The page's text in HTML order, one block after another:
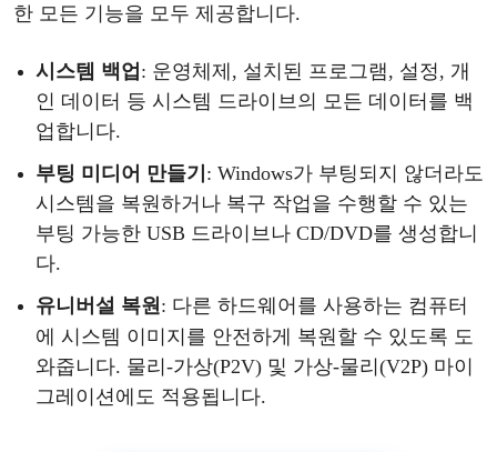
한 모든 기능을 모두 제공합니다.
시스템 백업 : 운영체제, 설치된 프로그램, 설정, 개
인 데이터 등 시스템 드라이브의 모든 데이터를 백
업합니다.
부팅 미디어 만들기 : Windows가 부팅되지 않더라도
시스템을 복원하거나 복구 작업을 수행할 수 있는
부팅 가능한 USB 드라이브나 CD/DVD를 생성합니
다.
유니버설 복원 : 다른 하드웨어를 사용하는 컴퓨터
에 시스템 이미지를 안전하게 복원할 수 있도록 도
와줍니다. 물리-가상(P2V) 및 가상-물리(V2P) 마이
그레이션에도 적용됩니다.